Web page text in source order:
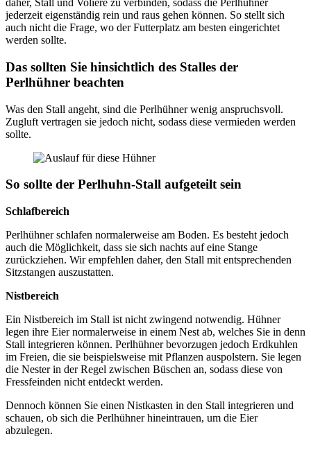
daher, Stall und Voliere zu verbinden, sodass die Perlhühner
jederzeit eigenständig rein und raus gehen können. So stellt sich
auch nicht die Frage, wo der Futterplatz am besten eingerichtet
werden sollte.
Das sollten Sie hinsichtlich des Stalles der
Perlhühner beachten
Was den Stall angeht, sind die Perlhühner wenig anspruchsvoll.
Zugluft vertragen sie jedoch nicht, sodass diese vermieden werden
sollte.
So sollte der Perlhuhn-Stall aufgeteilt sein
Schlafbereich
Perlhühner schlafen normalerweise am Boden. Es besteht jedoch
auch die Möglichkeit, dass sie sich nachts auf eine Stange
zurückziehen. Wir empfehlen daher, den Stall mit entsprechenden
Sitzstangen auszustatten.
Nistbereich
Ein Nistbereich im Stall ist nicht zwingend notwendig. Hühner
legen ihre Eier normalerweise in einem Nest ab, welches Sie in denn
Stall integrieren können. Perlhühner bevorzugen jedoch Erdkuhlen
im Freien, die sie beispielsweise mit Pflanzen auspolstern. Sie legen
die Nester in der Regel zwischen Büschen an, sodass diese von
Fressfeinden nicht entdeckt werden.
Dennoch können Sie einen Nistkasten in den Stall integrieren und
schauen, ob sich die Perlhühner hineintrauen, um die Eier
abzulegen.